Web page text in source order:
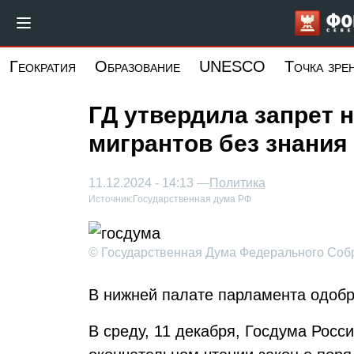
основному
Геократия Образование UNESCO Точка
ГД утвердила запрет
мигрантов без
11.12.2024 - 14:13 —Политика
Источник: Государственная дума РФ
© Государственная Дума Федерального
В нижней палате парламента
В среду, 11 декабря, Госдума